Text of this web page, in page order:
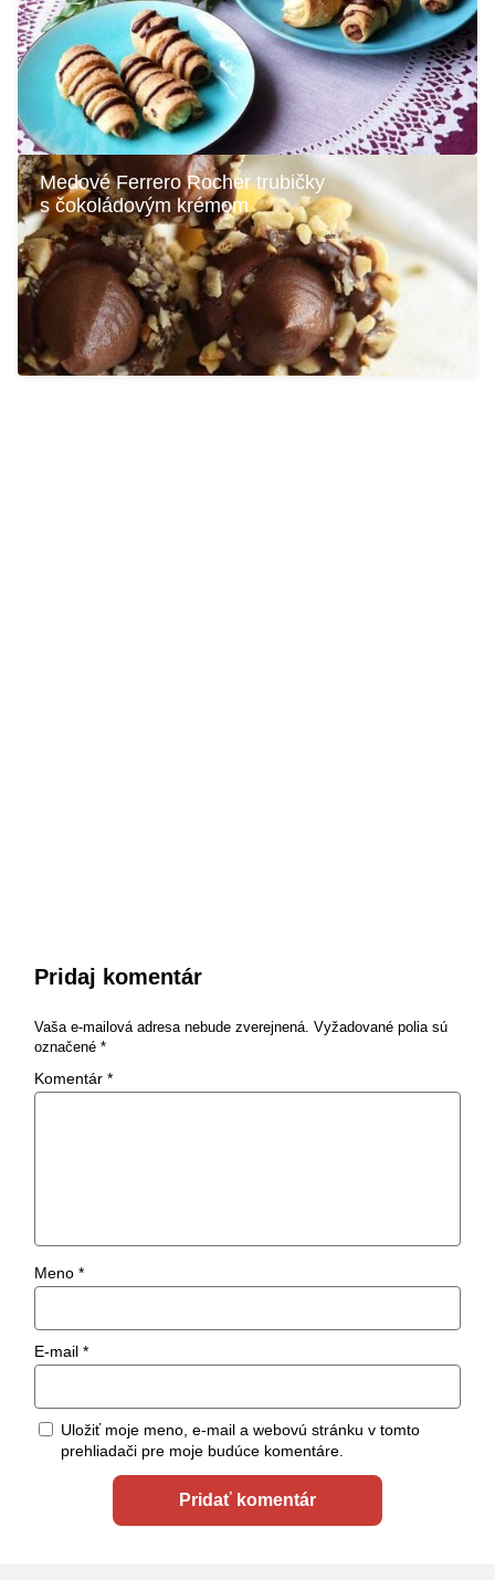
Medové Ferrero Rocher trubičky
s čokoládovým krémom
Pridaj komentár
Vaša e-mailová adresa nebude zverejnená. Vyžadované polia sú
označené *
Komentár *
Meno *
E-mail *
Uložiť moje meno, e-mail a webovú stránku v tomto
prehliadači pre moje budúce komentáre.